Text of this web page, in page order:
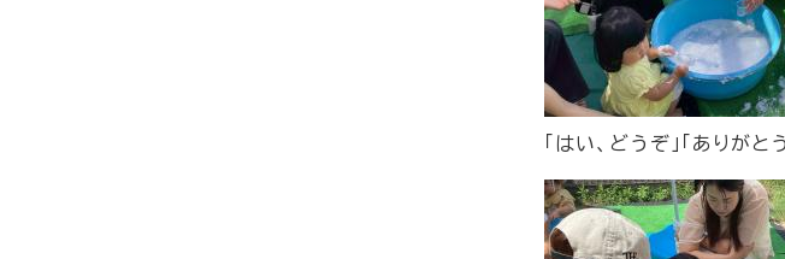
「はい、どうぞ」「ありがとう